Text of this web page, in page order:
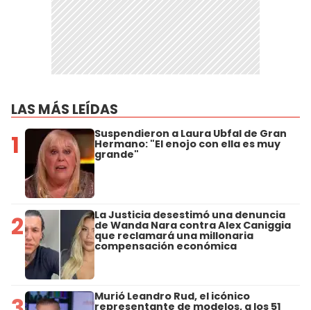
LAS MÁS LEÍDAS
1 Suspendieron a Laura Ubfal de Gran
Hermano: "El enojo con ella es muy
grande"
2 La Justicia desestimó una denuncia
de Wanda Nara contra Alex Caniggia
que reclamará una millonaria
compensación económica
Murió Leandro Rud, el icónico
representante de modelos, a los 51